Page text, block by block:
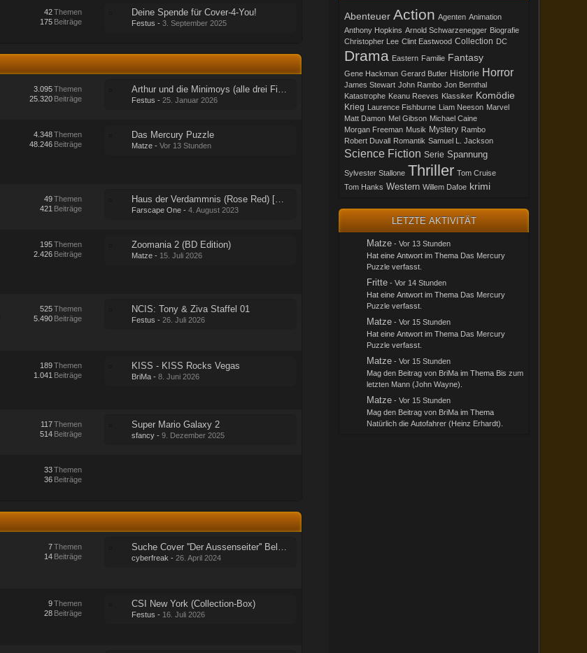
Themen
42
Beiträge
175
Deine Spende für Cover-4-You!
Festus -3. September 2025
Themen
3.095
Beiträge
25.320
Arthur und die Minimoys (alle drei Filme Einzelcover)
Festus -25. Januar 2026
Themen
4.348
Beiträge
48.246
Das Mercury Puzzle
Matze -Vor 13 Stunden
Themen
49
Beiträge
421
Haus der Verdammnis (Rose Red) [Stephen King]
Farscape One -4. August 2023
Themen
195
Beiträge
2.426
Zoomania 2 (BD Edition)
Matze - 15. Juli 2026
Themen
525
Beiträge
5.490
NCIS: Tony & Ziva Staffel 01
Festus -26. Juli 2026
Themen
189
Beiträge
1.041
KISS - KISS Rocks Vegas
BriMa -8. Juni 2026
Themen
117
Beiträge
514
Super Mario Galaxy 2
sfancy -9. Dezember 2025
Themen
33
Beiträge
36
Themen
7
Beiträge
14
Suche Cover ''Der Aussenseiter'' Belmondo ohne diesen Edition Schriftzug
cyberfreak -26. April 2024
Themen
9
Beiträge
28
CSI New York (Collection-Box)
Festus - 16. Juli 2026
Abenteuer Action Agenten Animation
Anthony Hopkins Arnold Schwarzenegger Biografie
Christopher Lee Clint Eastwood Collection DC
Drama Eastern Familie Fantasy
Gene Hackman Gerard Butler Historie Horror
James Stewart John Rambo Jon Bernthal
Katastrophe Keanu Reeves Klassiker Komödie
Krieg Laurence Fishburne Liam Neeson Marvel
Matt Damon Mel Gibson Michael Caine
Morgan Freeman Musik Mystery Rambo
Robert Duvall Romantik Samuel L. Jackson
Science Fiction Serie Spannung
Sylvester Stallone Thriller Tom Cruise
Tom Hanks Western Willem Dafoe krimi
LETZTE AKTIVITÄT
Matze -Vor 13 Stunden
Hat eine Antwort im Thema Das Mercury
Puzzle verfasst.
Fritte -Vor 14 Stunden
Hat eine Antwort im Thema Das Mercury
Puzzle verfasst.
Matze -Vor 15 Stunden
Hat eine Antwort im Thema Das Mercury
Puzzle verfasst.
Matze -Vor 15 Stunden
Magden Beitrag von BriMa im Thema Bis zum
letzten Mann (John Wayne)
Matze -Vor 15 Stunden
Magden Beitrag von BriMa im Thema
Natürlich die Autofahrer (Heinz Erhardt)